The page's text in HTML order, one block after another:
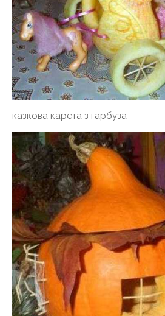
казкова карета з гарбуза